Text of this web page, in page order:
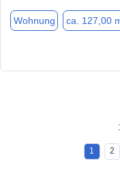
Wohnung ca. 127,00
1 2